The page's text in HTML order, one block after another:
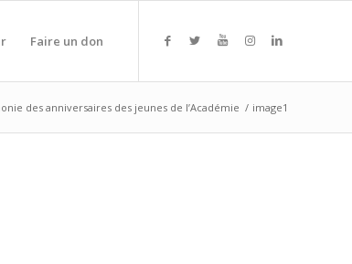
Faire un don
des anniversaires des jeunes de l’Académie / image1